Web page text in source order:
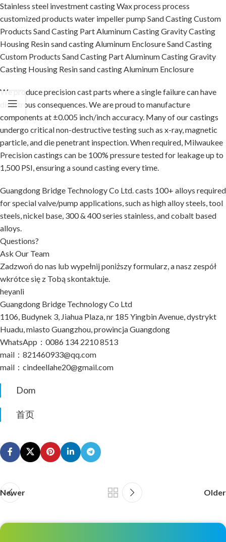
Stainless steel investment casting Wax process process
customized products water impeller pump Sand Casting Custom
Products Sand Casting Part Aluminum Casting Gravity Casting
Housing Resin sand casting Aluminum Enclosure Sand Casting
Custom Products Sand Casting Part Aluminum Casting Gravity
Casting Housing Resin sand casting Aluminum Enclosure
We produce precision cast parts where a single failure can have
disastrous consequences. We are proud to manufacture
components at ±0.005 inch/inch accuracy. Many of our castings
undergo critical non-destructive testing such as x-ray, magnetic
particle, and die penetrant inspection. When required, Milwaukee
Precision castings can be 100% pressure tested for leakage up to
1,500 PSI, ensuring a sound casting every time.
Guangdong Bridge Technology Co Ltd. casts 100+ alloys required
for special valve/pump applications, such as high alloy steels, tool
steels, nickel base, 300 & 400 series stainless, and cobalt based
alloys.
Questions?
Ask Our Team
Zadzwoń do nas lub wypełnij poniższy formularz, a nasz zespół
wkrótce się z Tobą skontaktuje.
heyanli
Guangdong Bridge Technology Co Ltd
1106, Budynek 3, Jiahua Plaza, nr 185 Yingbin Avenue, dystrykt
Huadu, miasto Guangzhou, prowincja Guangdong
WhatsApp：0086 134 2210 8513
mail：821460933@qq.com
mail：cindeellahe20@gmail.com
Dom
首页
Newer Older